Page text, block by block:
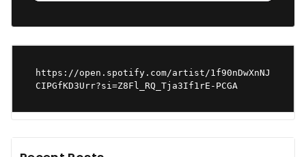
https://open.spotify.com/artist/1f90nDwXnNJ
CIPGfKD3Urr?si=Z8Fl_RQ_Tja3If1rE-PCGA